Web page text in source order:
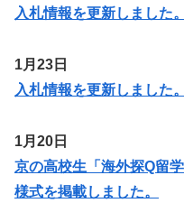
入札情報を更新しました。
1月23日
入札情報を更新しました。
1月20日
京の高校生「海外探Q留
様式を掲載しました。